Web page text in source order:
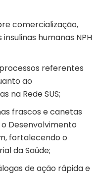
comercialização,
humanas NPH
referentes
ao
na Rede SUS;
frascos e canetas
Desenvolvimento
fortalecendo o
da Saúde;
de ação rápida e